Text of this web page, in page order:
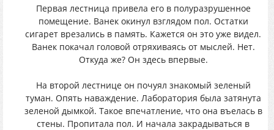
Первая лестница привела его в полуразрушенное
помещение. Ванек окинул взглядом пол. Остатки
сигарет врезались в память. Кажется он это уже видел.
Ванек покачал головой отряхиваясь от мыслей. Нет.
Откуда же? Он здесь впервые.
На второй лестнице он почуял знакомый зеленый
туман. Опять наваждение. Лаборатория была затянута
зеленой дымкой. Такое впечатление, что она въелась в
стены. Пропитала пол. И начала закрадываться в